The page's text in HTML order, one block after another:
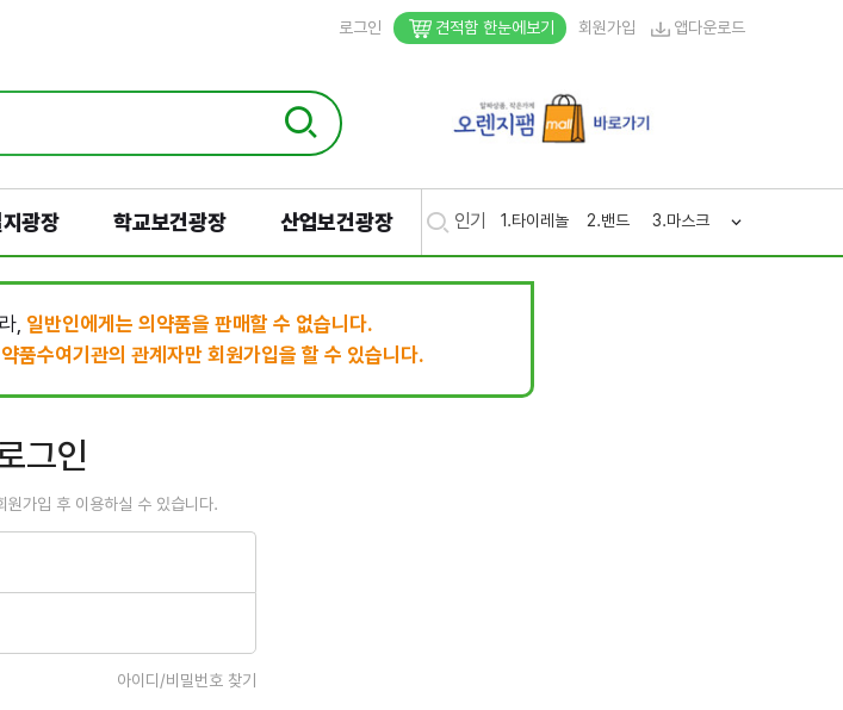
로그인 견적함 한눈에보기 회원가입 앱다운로드
광장 학교보건광장 산업보건광장 인기 1.타이레놀 2.밴드 3.마스크 4.
, 일반인에게는 의약품을 판매할 수 없습니다.
품수여기관의 관계자만 회원가입을 할 수 있습니다.
그인
원가입 후 이용하실 수 있습니다.
아이디/비밀번호 찾기